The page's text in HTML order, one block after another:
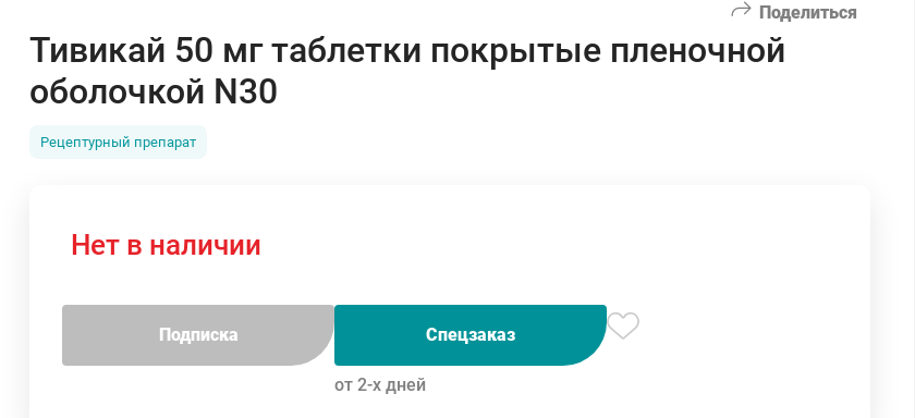
Поделиться
Тивикай 50 мг таблетки покрытые пленочной
оболочкой N30
Рецептурный препарат
Нет в наличии
Подписка Спецзаказ
от 2-х дней